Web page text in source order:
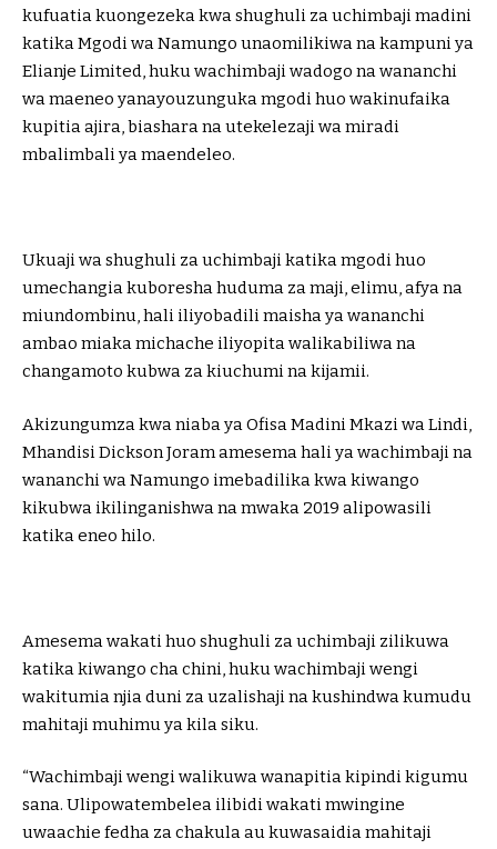
kufuatia kuongezeka kwa shughuli za uchimbaji madini
katika Mgodi wa Namungo unaomilikiwa na kampuni ya
Elianje Limited, huku wachimbaji wadogo na wananchi
wa maeneo yanayouzunguka mgodi huo wakinufaika
kupitia ajira, biashara na utekelezaji wa miradi
mbalimbali ya maendeleo.
Ukuaji wa shughuli za uchimbaji katika mgodi huo
umechangia kuboresha huduma za maji, elimu, afya na
miundombinu, hali iliyobadili maisha ya wananchi
ambao miaka michache iliyopita walikabiliwa na
changamoto kubwa za kiuchumi na kijamii.
Akizungumza kwa niaba ya Ofisa Madini Mkazi wa Lindi,
Mhandisi Dickson Joram amesema hali ya wachimbaji na
wananchi wa Namungo imebadilika kwa kiwango
kikubwa ikilinganishwa na mwaka 2019 alipowasili
katika eneo hilo.
Amesema wakati huo shughuli za uchimbaji zilikuwa
katika kiwango cha chini, huku wachimbaji wengi
wakitumia njia duni za uzalishaji na kushindwa kumudu
mahitaji muhimu ya kila siku.
“Wachimbaji wengi walikuwa wanapitia kipindi kigumu
sana. Ulipowatembelea ilibidi wakati mwingine
uwaachie fedha za chakula au kuwasaidia mahitaji